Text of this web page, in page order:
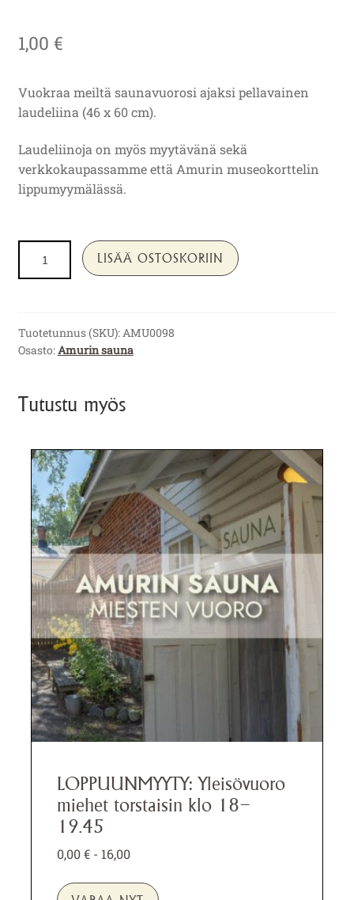
1,00 €
Vuokraa meiltä saunavuorosi ajaksi pellavainen
laudeliina (46 x 60 cm).
Laudeliinoja on myös myytävänä sekä
verkkokaupassamme että Amurin museokorttelin
lippumyymälässä.
Vuokralaudeliina
määrä
LISÄÄ OSTOSKORIIN
Tuotetunnus (SKU): AMU0098
Osasto:Amurin sauna
Tutustu myös
LOPPUUNMYYTY: Yleisövuoro
miehet torstaisin klo 18–
19.45
0,00€ - 16,00